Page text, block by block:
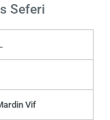
Seferi
Vif